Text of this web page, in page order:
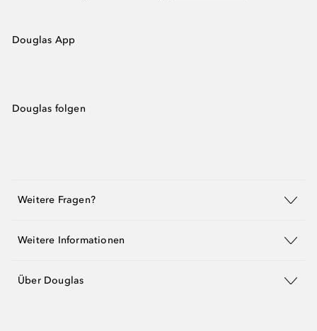
Douglas App
Douglas folgen
Weitere Fragen?
Weitere Informationen
Über Douglas